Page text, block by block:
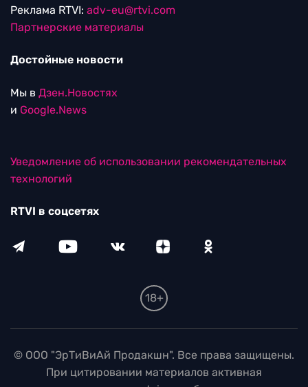
Реклама RTVI: adv-eu@rtvi.com
Партнерские материалы
Достойные новости
Мы в Дзен.Новостях
и Google.News
Уведомление об использовании рекомендательных
технологий
RTVI в соцсетях
18+
© ООО "ЭрТиВиАй Продакшн". Все права защищены.
При цитировании материалов активная